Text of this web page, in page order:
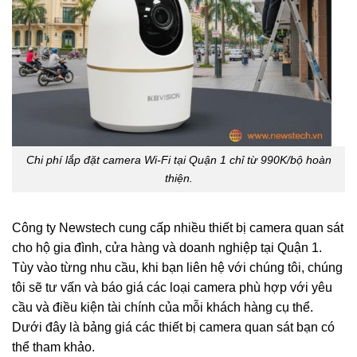
Chi phí lắp đặt camera Wi‑Fi tại Quận 1 chỉ từ 990K/bộ hoàn
thiện.
Công ty Newstech cung cấp nhiều thiết bị camera quan sát
cho hộ gia đình, cửa hàng và doanh nghiệp tại Quận 1.
Tùy vào từng nhu cầu, khi bạn liên hệ với chúng tôi, chúng
tôi sẽ tư vấn và báo giá các loại camera phù hợp với yêu
cầu và điều kiện tài chính của mỗi khách hàng cụ thể.
Dưới đây là bảng giá các thiết bị camera quan sát bạn có
thể tham khảo.